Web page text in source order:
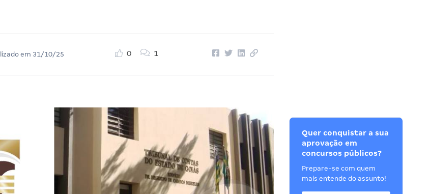
em 31/10/25
0 1
Quer conquistar a sua
aprovação em
concursos públicos?
Prepare-se com quem
mais entende do assunto!